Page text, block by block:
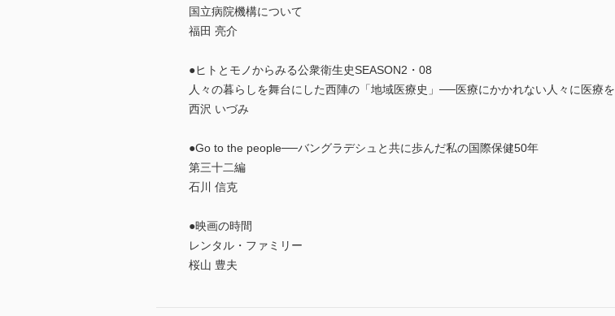
国立病院機構について
福田 亮介
●ヒトとモノからみる公衆衛生史SEASON2・08
人々の暮らしを舞台にした西陣の「地域医療史」──医療にかかれない人々に医療を
西沢 いづみ
●Go to the people──バングラデシュと共に歩んだ私の国際保健50年
第三十二編
石川 信克
●映画の時間
レンタル・ファミリー
桜山 豊夫